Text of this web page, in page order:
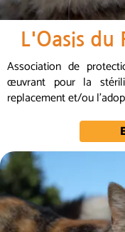
L'Oasis du
Association de
œuvrant pour la
replacement et/ou